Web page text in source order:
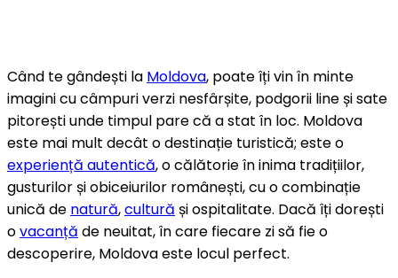
Când te gândești la Moldova, poate îți vin în minte
imagini cu câmpuri verzi nesfârșite, podgorii line și sate
pitorești unde timpul pare că a stat în loc. Moldova
este mai mult decât o destinație turistică; este o
experiență autentică, o călătorie în inima tradițiilor,
gusturilor și obiceiurilor românești, cu o combinație
unică de natură,cultură și ospitalitate. Dacă îți dorești
ovacanță de neuitat, în care fiecare zi să fie o
descoperire, Moldova este locul perfect.